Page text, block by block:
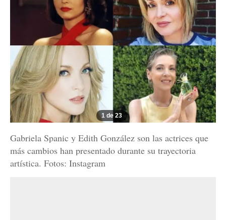
1 de 23
Gabriela Spanic y Edith González son las actrices que
más cambios han presentado durante su trayectoria
artística. Fotos: Instagram